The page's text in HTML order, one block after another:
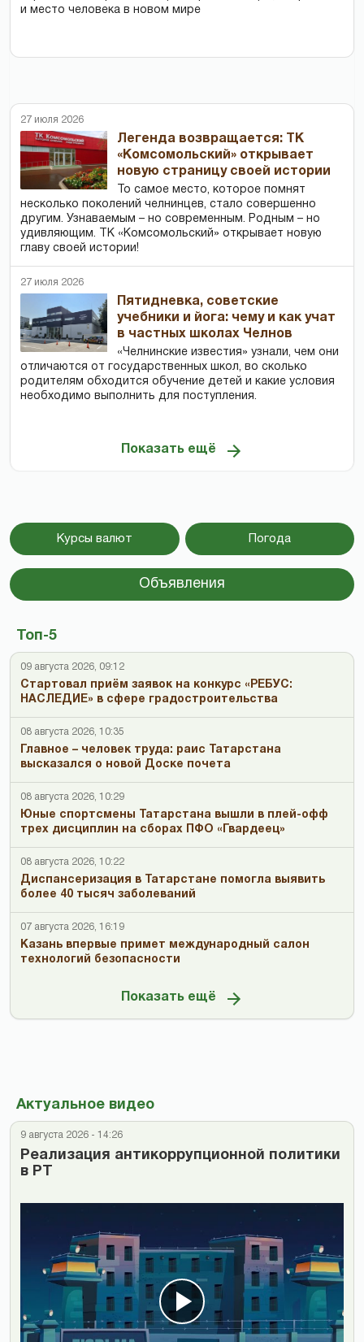
и место человека в новом мире
27 июля 2026
Легенда возвращается: ТК
«Комсомольский» открывает
новую страницу своей истории
То самое место, которое помнят
несколько поколений челнинцев, стало совершенно
другим. Узнаваемым – но современным. Родным – но
удивляющим. ТК «Комсомольский» открывает новую
главу своей истории!
27 июля 2026
Пятидневка, советские
учебники и йога: чему и как учат
в частных школах Челнов
«Челнинские известия» узнали, чем они
отличаются от государственных школ, во сколько
родителям обходится обучение детей и какие условия
необходимо выполнить для поступления.
Показать ещё
Курсы валют Погода
Объявления
Топ-5
09 августа 2026, 09:12
Стартовал приём заявок на конкурс «РЕБУС:
НАСЛЕДИЕ» в сфере градостроительства
08 августа 2026, 10:35
Главное – человек труда: раис Татарстана
высказался о новой Доске почета
08 августа 2026, 10:29
Юные спортсмены Татарстана вышли в плей-офф
трех дисциплин на сборах ПФО «Гвардеец»
08 августа 2026, 10:22
Диспансеризация в Татарстане помогла выявить
более 40 тысяч заболеваний
07 августа 2026, 16:19
Казань впервые примет международный салон
технологий безопасности
Показать ещё
Актуальное видео
9 августа 2026 - 14:26
Реализация антикоррупционной политики
в РТ